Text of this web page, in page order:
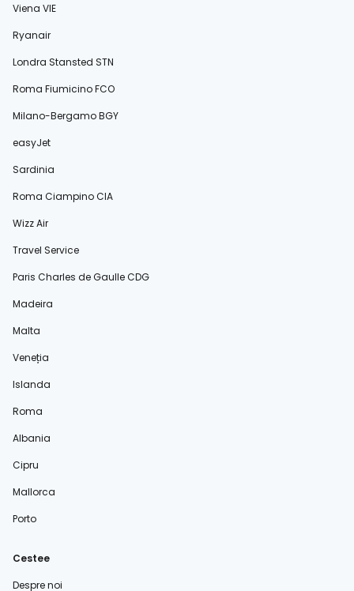
Viena VIE
Ryanair
Londra Stansted STN
Roma Fiumicino FCO
Milano-Bergamo BGY
easyJet
Sardinia
Roma Ciampino CIA
Wizz Air
Travel Service
Paris Charles de Gaulle CDG
Madeira
Malta
Veneția
Islanda
Roma
Albania
Cipru
Mallorca
Porto
Cestee
Despre noi